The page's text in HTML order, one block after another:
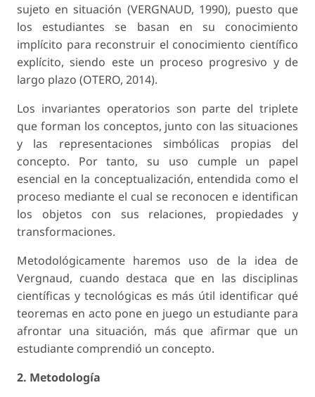
sujeto en situación (VERGNAUD, 1990), puesto que
los estudiantes se basan en su conocimiento
implícito para reconstruir el conocimiento científico
explícito, siendo este un proceso progresivo y de
largo plazo (OTERO, 2014).
Los invariantes operatorios son parte del triplete
que forman los conceptos, junto con las situaciones
y las representaciones simbólicas propias del
concepto. Por tanto, su uso cumple un papel
esencial en la conceptualización, entendida como el
proceso mediante el cual se reconocen e identifican
los objetos con sus relaciones, propiedades y
transformaciones.
Metodológicamente haremos uso de la idea de
Vergnaud, cuando destaca que en las disciplinas
científicas y tecnológicas es más útil identificar qué
teoremas en acto pone en juego un estudiante para
afrontar una situación, más que afirmar que un
estudiante comprendió un concepto.
2. Metodología